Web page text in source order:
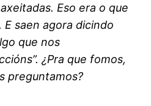
Eso era o que
saen agora dicindo
que nos
¿Pra que fomos,
preguntamos?